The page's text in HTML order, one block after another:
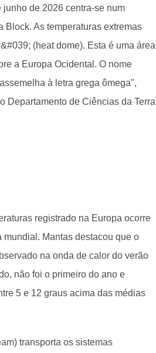
de 2026 centra-se num
Block. As temperaturas extremas
(heat dome). Esta é uma área
a Europa Ocidental. O nome
à letra grega ômega",
Departamento de Ciências da Terra
registrado na Europa ocorre
Mantas destacou que o
na onda de calor do verão
não foi o primeiro do ano e
5 e 12 graus acima das médias
transporta os sistemas